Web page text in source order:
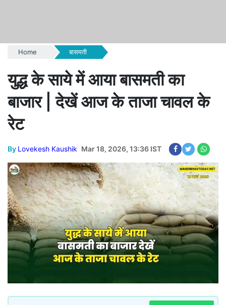
Home बासमती
युद्ध के साये में आया बासमती का
बाजार | देखें आज के ताजा चावल के
रेट
By Lovekesh Kaushik Mar 18, 2026, 13:36 IST